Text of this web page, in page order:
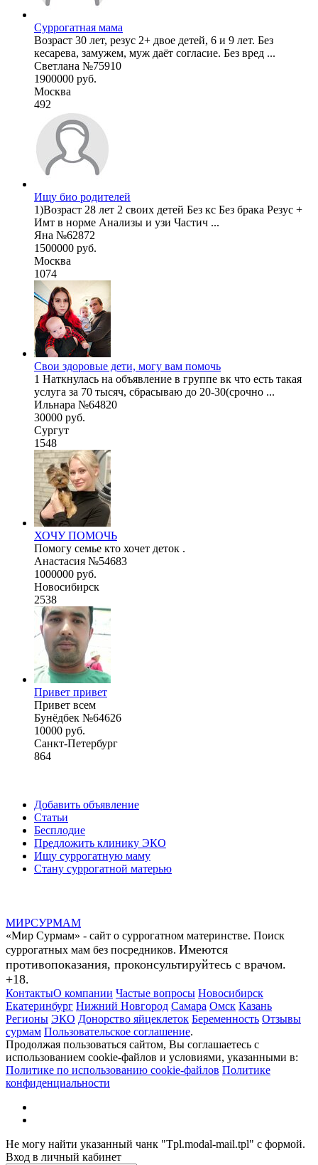
Суррогатная мама
Возраст 30 лет, резус 2+ двое детей, 6 и 9 лет. Без
кесарева, замужем, муж даёт согласие. Без вред ...
Светлана №75910
1900000 руб.
Москва
492
Ищу био родителей
1)Возраст 28 лет 2 своих детей Без кс Без брака Резус +
Имт в норме Анализы и узи Частич ...
Яна №62872
1500000 руб.
Москва
1074
Свои здоровые дети, могу вам помочь
1 Наткнулась на объявление в группе вк что есть такая
услуга за 70 тысяч, сбрасываю до 20-30(срочно ...
Ильнара №64820
30000 руб.
Сургут
1548
ХОЧУ ПОМОЧЬ
Помогу семье кто хочет деток .
Анастасия №54683
1000000 руб.
Новосибирск
2538
Привет привет
Привет всем
Бунёдбек №64626
10000 руб.
Санкт-Петербург
864
Добавить объявление
Статьи
Бесплодие
Предложить клинику ЭКО
Ищу суррогатную маму
Стану суррогатной матерью
МИРСУРМАМ
«Мир Сурмам» - сайт о суррогатном материнстве. Поиск
суррогатных мам без посредников. Имеются
противопоказания, проконсультируйтесь с врачом.
+18.
КонтактыО компании Частые вопросы Новосибирск
Екатеринбург Нижний Новгород Самара Омск Казань
Регионы ЭКО Донорство яйцеклеток Беременность Отзывы
сурмам Пользовательское соглашение.
Продолжая пользоваться сайтом, Вы соглашаетесь с
использованием cookie-файлов и условиями, указанными в:
Политике по использованию cookie-файлов Политике
конфиденциальности
Не могу найти указанный чанк "Tpl.modal-mail.tpl" с формой.
Вход в личный кабинет